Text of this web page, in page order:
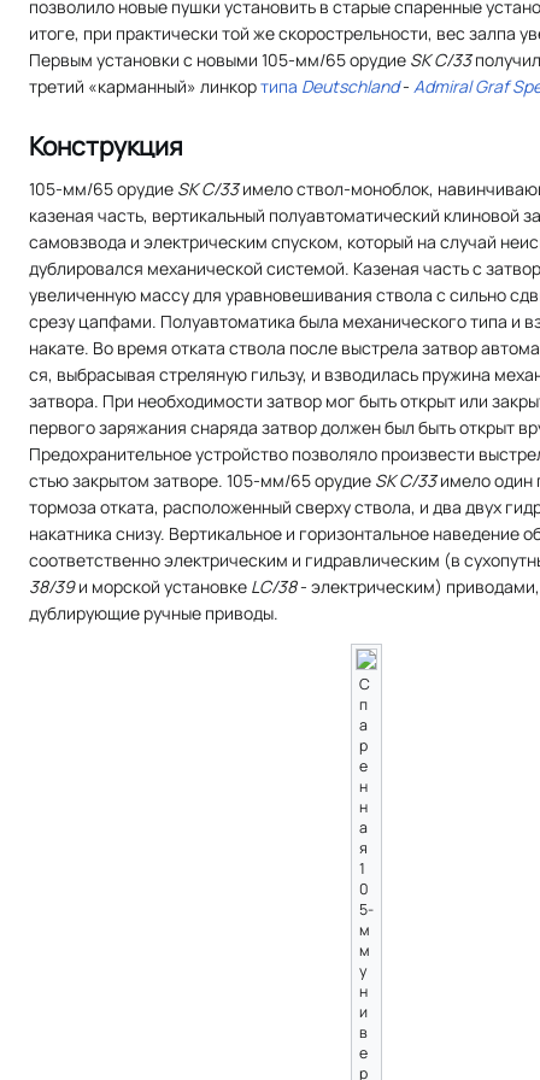
позволило новые пушки установить в старые спаренные
итоге, при практически той же скорострельности, вес залпа
Первым установки с новыми 105-мм/65 орудие SK C/33
третий «карманный» линкортипа Deutschland- Admiral Graf
Конструкция
105-мм/65 орудие SK C/33имело ствол-моноблок,
казеная часть, вертикальный полуавтоматический клиновой
самовзвода и электрическим спуском, который на случай
дублировался механической системой. Казеная часть с
увеличенную массу для уравновешивания ствола с сильно
срезу цапфами. Полуавтомати­ка была механического типа и
накате. Во время отката ствола после выстрела затвор
ся, выбрасывая стреляную гильзу, и взводилась пружина
затвора. При необходимости затвор мог быть открыт или
первого заряжания снаряда затвор должен был быть открыт
Предохранительное устройство позволяло произвести
стью закрытом затворе. 105-мм/65 орудие SK C/33имело один
тормоза отката, расположенный сверху ствола, и два двух
накатника снизу. Вертикальное и горизонтальное наведение
соответственно электрическим и гидравлическим (в
38/39и морской установке LC/38- электрическим)
дублирующие ручные приводы.
С
п
а
р
е
н
н
а
я
1
0
5-
м
м
у
н
и
в
е
р